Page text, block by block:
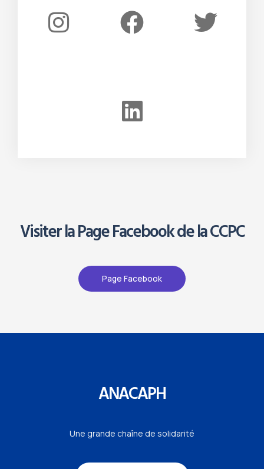
Visiter la Page Facebook de la CCPC
Page Facebook
ANACAPH
Une grande chaîne de solidarité